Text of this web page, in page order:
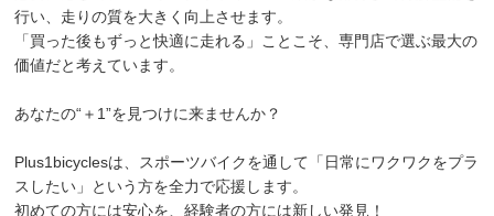
行い、走りの質を大きく向上させます。
「買った後もずっと快適に走れる」ことこそ、専門店で選ぶ最大の
価値だと考えています。
あなたの“＋1”を見つけに来ませんか？
Plus1bicyclesは、スポーツバイクを通して「日常にワクワクをプラ
スしたい」という方を全力で応援します。
初めての方には安心を、経験者の方には新しい発見！